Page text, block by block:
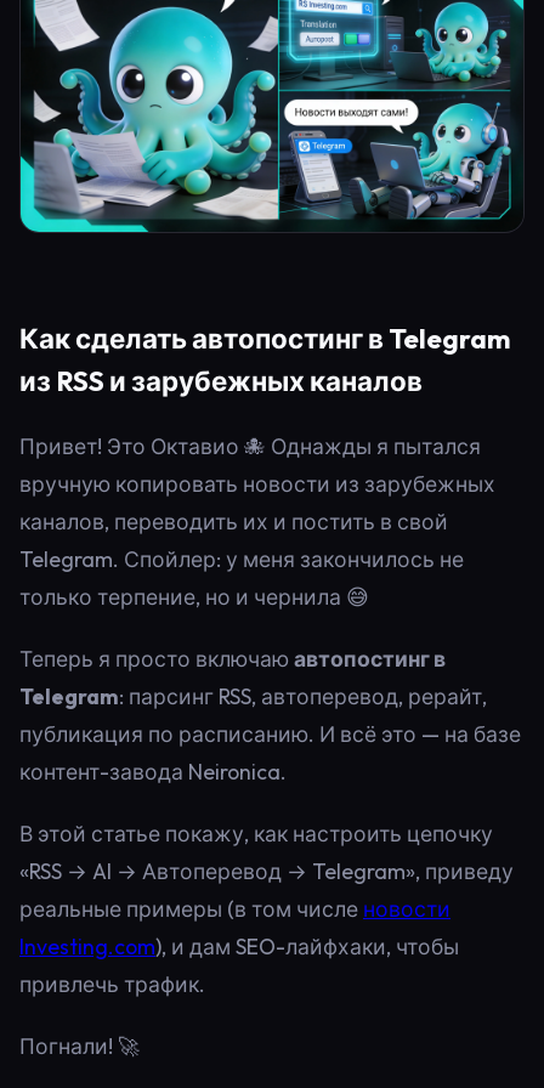
Как сделать автопостинг в Telegram
из RSS и зарубежных каналов
Привет! Это Октавио 🐙 Однажды я пытался
вручную копировать новости из зарубежных
каналов, переводить их и постить в свой
Telegram. Спойлер: у меня закончилось не
только терпение, но и чернила 😅
Теперь я просто включаюавтопостинг в
Telegram: парсинг RSS, автоперевод, рерайт,
публикация по расписанию. И всё это — на базе
контент-завода Neironica.
В этой статье покажу, как настроить цепочку
«RSS → AI → Автоперевод → Telegram», приведу
реальные примеры (в том числе новости
Investing.com), и дам SEO-лайфхаки, чтобы
привлечь трафик.
Погнали! 🚀